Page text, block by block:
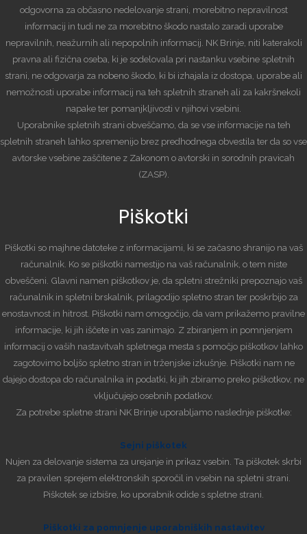
odgovorna za občasno nedelovanje strani, morebitno nepravilnost
informacij in tudi ne za morebitno škodo nastalo zaradi uporabe
nepravilnih, neažurnih ali nepopolnih informacij. NK Brinje, niti katerakoli
pravna ali fizična oseba, ki je sodelovala pri nastanku vsebine spletnih
strani, ne odgovarja za nobeno škodo, ki bi izhajala iz dostopa, uporabe ali
nemožnosti uporabe informacij na teh spletnih straneh ali za kakršnekoli
napake ter pomanjkljivosti v njihovi vsebini.
Uporabnike spletnih strani obveščamo, da se vse informacije na teh
spletnih straneh lahko spremenijo brez predhodnega obvestila ter da so vse
avtorske vsebine zaščitene z Zakonom o avtorski in sorodnih pravicah
(ZASP).
Piškotki
Piškotki so majhne datoteke z informacijami, ki se začasno shranijo na vaš
računalnik. Ko se piškotki namestijo na vaš računalnik, o tem niste
obveščeni. Glavni namen piškotkov je, da spletni strežniki prepoznajo vaš
računalnik in spletni brskalnik, prilagodijo spletno stran ter poskrbijo za
enostavnost in hitrost. Piškotki nam omogočijo, da vam prikažemo pravilne
informacije, ki jih iščete in vas zanimajo. Z zbiranjem in pomnjenjem
informacij o vaših nastavitvah spletnega mesta s pomočjo piškotkov lahko
zagotovimo boljšo spletno stran in trženjske izkušnje. Piškotki nam ne
dajejo dostopa do računalnika in podatki, ki jih zbiramo preko piškotkov, ne
vključujejo osebnih podatkov.
Za potrebe spletne strani NK Brinje uporabljamo naslednje piškotke:
Sejni piškotek
Nujen za delovanje sistema za urejanje in prikaz vsebin. Ta piškotek skrbi
za pravilen sprejem elektronskih sporočil in vsebin na spletni strani.
Piškotek se izbišre, ko uporabnik odide s spletne strani.
Piškotki za pomnjenje uporabniških nastavitev